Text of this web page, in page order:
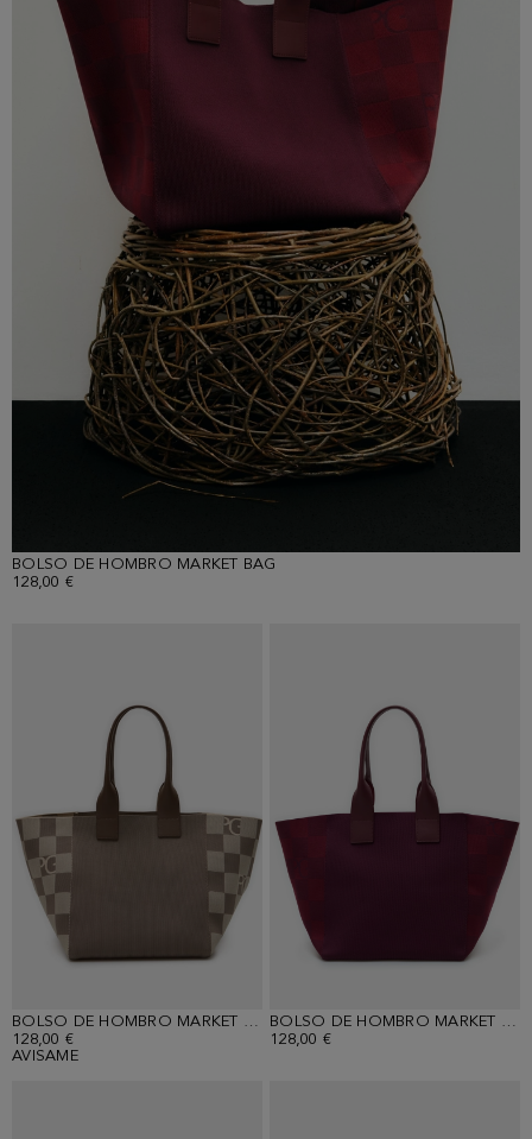
BOLSO DE HOMBRO MARKET BAG
128,00 €
BOLSO DE HOMBRO MARKET BAG
128,00 €
AVISAME
BOLSO DE HOMBRO MARKET BAG
128,00 €